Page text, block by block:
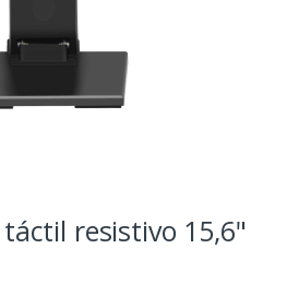
resistivo 15,6"